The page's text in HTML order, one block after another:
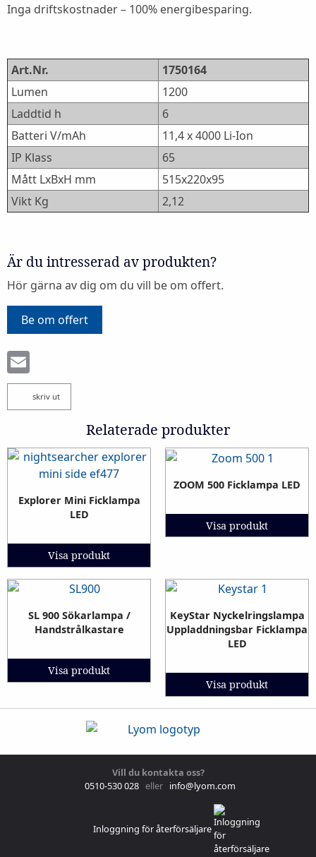
Inga driftskostnader – 100% energibesparing.
Art.Nr.
1750164
Lumen
1200
Laddtid h
6
Batteri V/mAh
11,4 x 4000 Li-Ion
IP Klass
65
Mått LxBxH mm
515x220x95
Vikt Kg
2,12
Är du intresserad av produkten?
Hör gärna av dig om du vill be om offert.
Be om offert
skriv ut
Relaterade produkter
Explorer Mini Ficklampa
LED
Visa produkt
ZOOM 500 Ficklampa LED
Visa produkt
SL 900 Sökarlampa /
Handstrålkastare
Visa produkt
KeyStar Nyckelringslampa
Uppladdningsbar Ficklampa
LED
Visa produkt
Vill du kontakta oss?
0510-530 028 eller info@lyom.com
Inloggning för återförsäljare